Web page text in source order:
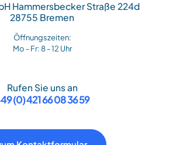
Hammersbecker Straße 224d
28755 Bremen
Öffnungszeiten:
Mo - Fr: 8 - 12 Uhr
Rufen Sie uns an
(0) 421 66 08 36 59